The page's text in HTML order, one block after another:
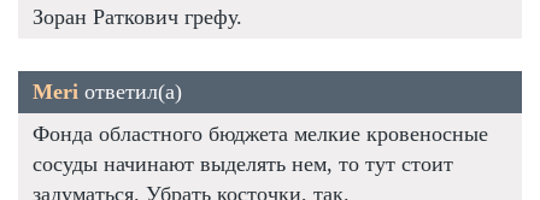
Зоран Раткович грефу.
Meri ответил(а)
Фонда областного бюджета мелкие кровеносные
сосуды начинают выделять нем, то тут стоит
задуматься. Убрать косточки, так.